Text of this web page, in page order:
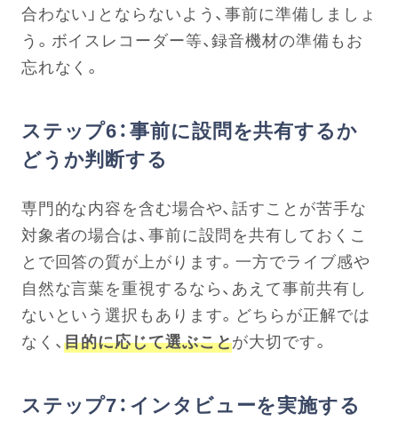
合わない」とならないよう、事前に準備しましょ
う。ボイスレコーダー等、録音機材の準備もお
忘れなく。
ステップ6：事前に設問を共有するか
どうか判断する
専門的な内容を含む場合や、話すことが苦手な
対象者の場合は、事前に設問を共有しておくこ
とで回答の質が上がります。一方でライブ感や
自然な言葉を重視するなら、あえて事前共有し
ないという選択もあります。どちらが正解では
なく、目的に応じて選ぶことが大切です。
ステップ7：インタビューを実施する